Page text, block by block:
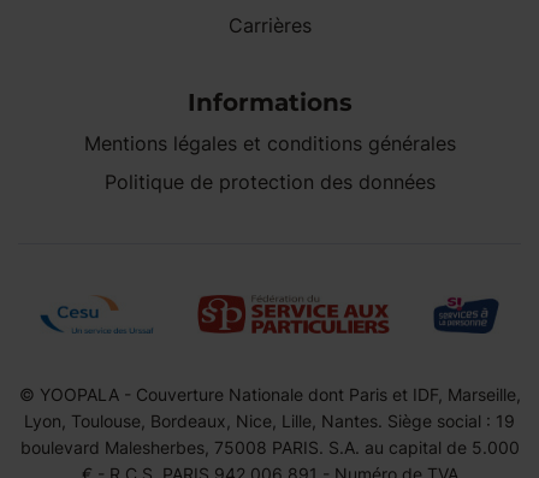
Carrières
Informations
Mentions légales et conditions générales
Politique de protection des données
© YOOPALA - Couverture Nationale dont Paris et IDF, Marseille,
Lyon, Toulouse, Bordeaux, Nice, Lille, Nantes. Siège social : 19
boulevard Malesherbes, 75008 PARIS. S.A. au capital de 5.000
€ - R.C.S. PARIS 942 006 891 - Numéro de TVA